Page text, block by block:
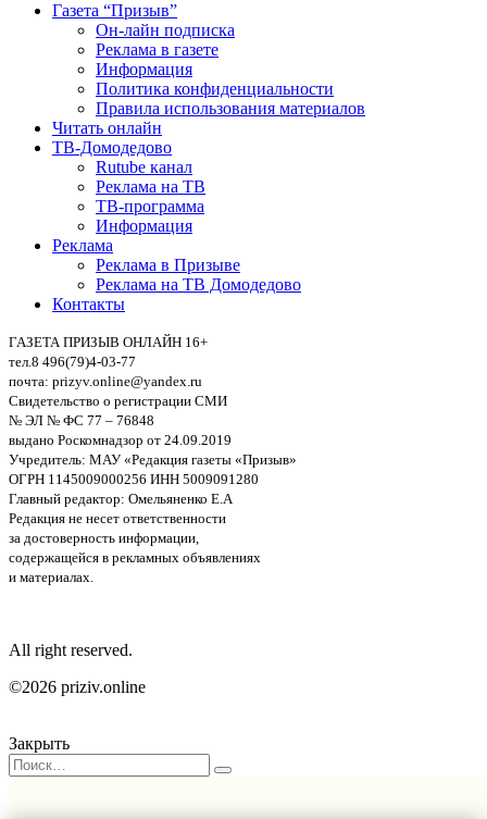
Газета “Призыв”
Он-лайн подписка
Реклама в газете
Информация
Политика конфиденциальности
Правила использования материалов
Читать онлайн
ТВ-Домодедово
Rutube канал
Реклама на ТВ
ТВ-программа
Информация
Реклама
Реклама в Призыве
Реклама на ТВ Домодедово
Контакты
ГАЗЕТА ПРИЗЫВ ОНЛАЙН 16+
тел.8 496(79)4-03-77
почта: prizyv.online@yandex.ru
Свидетельство о регистрации СМИ
№ ЭЛ № ФС 77 – 76848
выдано Роскомнадзор от 24.09.2019
Учредитель: МАУ «Редакция газеты «Призыв»
ОГРН 1145009000256 ИНН 5009091280
Главный редактор: Омельяненко Е.А
Редакция не несет ответственности
за достоверность информации,
содержащейся в рекламных объявлениях
и материалах.
All right reserved.
©2026 priziv.online
Закрыть